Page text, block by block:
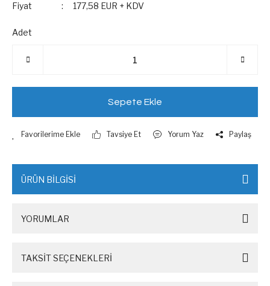
Fiyat
177,58 EUR + KDV
Adet
Sepete Ekle
Tavsiye Et Yorum Yaz Paylaş
ÜRÜN BİLGİSİ
YORUMLAR
TAKSİT SEÇENEKLERİ